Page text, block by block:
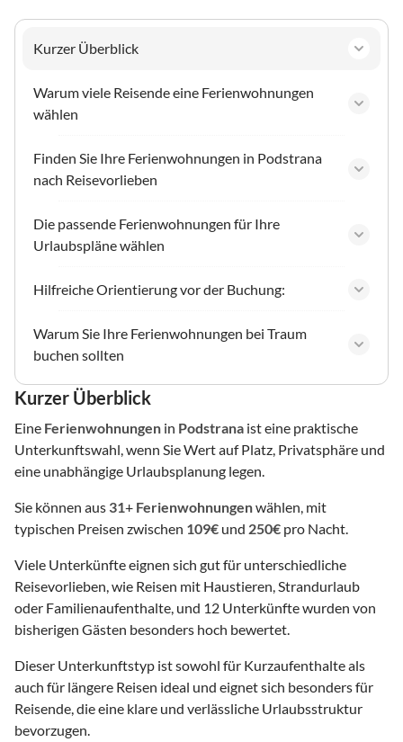
Kurzer Überblick
Warum viele Reisende eine Ferienwohnungen
wählen
Finden Sie Ihre Ferienwohnungen in Podstrana
nach Reisevorlieben
Die passende Ferienwohnungen für Ihre
Urlaubspläne wählen
Hilfreiche Orientierung vor der Buchung:
Warum Sie Ihre Ferienwohnungen bei Traum
buchen sollten
Kurzer Überblick
Eine Ferienwohnungen in Podstrana ist eine praktische
Unterkunftswahl, wenn Sie Wert auf Platz, Privatsphäre und
eine unabhängige Urlaubsplanung legen.
Sie können aus 31+ Ferienwohnungenwählen, mit
typischen Preisen zwischen 109€ und 250€ pro Nacht.
Viele Unterkünfte eignen sich gut für unterschiedliche
Reisevorlieben, wie Reisen mit Haustieren, Strandurlaub
oder Familienaufenthalte, und 12 Unterkünfte wurden von
bisherigen Gästen besonders hoch bewertet.
Dieser Unterkunftstyp ist sowohl für Kurzaufenthalte als
auch für längere Reisen ideal und eignet sich besonders für
Reisende, die eine klare und verlässliche Urlaubsstruktur
bevorzugen.